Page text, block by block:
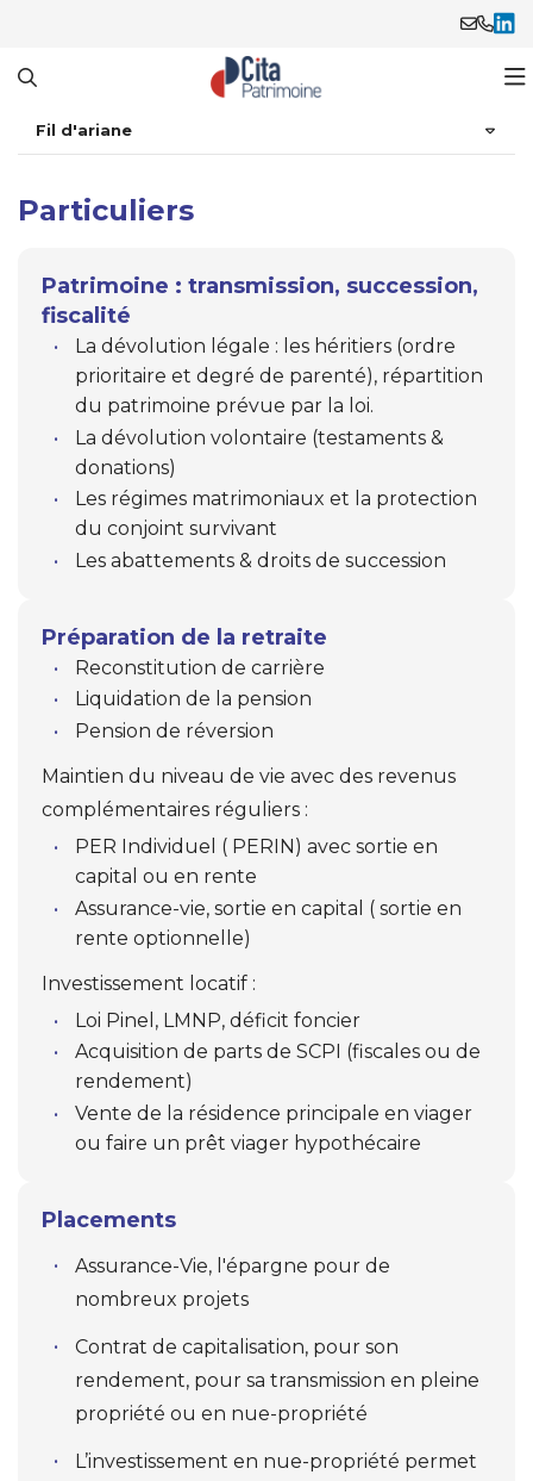
Le cabinet
Notre cabinet
L'équipe
Vous êtes
Actif(ve)
Retraité(e)
Protéger votre famille
Préparer votre retraite
Gérer votre argent
Services aux professionnels
Services aux particuliers
Fiscalité
Pack retraite
Accompagnement personnalisé
La Consultation Patrimoniale
Nos produits
Professionnels
Particuliers
Actualités
Toutes les actualités
Bourse
Fil d'ariane
Particuliers
Patrimoine : transmission, succession,
fiscalité
La dévolution légale : les héritiers (ordre
prioritaire et degré de parenté), répartition
du patrimoine prévue par la loi.
La dévolution volontaire (testaments &
donations)
Les régimes matrimoniaux et la protection
du conjoint survivant
Les abattements & droits de succession
Préparation de la retraite
Reconstitution de carrière
Liquidation de la pension
Pension de réversion
Maintien du niveau de vie avec des revenus
complémentaires réguliers :
PER Individuel ( PERIN) avec sortie en
capital ou en rente
Assurance-vie, sortie en capital ( sortie en
rente optionnelle)
Investissement locatif :
Loi Pinel, LMNP, déficit foncier
Acquisition de parts de SCPI (fiscales ou de
rendement)
Vente de la résidence principale en viager
ou faire un prêt viager hypothécaire
Placements
Assurance-Vie, l'épargne pour de
nombreux projets
Contrat de capitalisation, pour son
rendement, pour sa transmission en pleine
propriété ou en nue-propriété
L’investissement en nue-propriété permet